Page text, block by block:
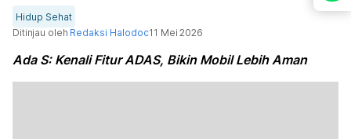
Hidup Sehat
Ditinjau oleh Redaksi Halodoc11 Mei 2026
Ada S: Kenali Fitur ADAS, Bikin Mobil Lebih Aman